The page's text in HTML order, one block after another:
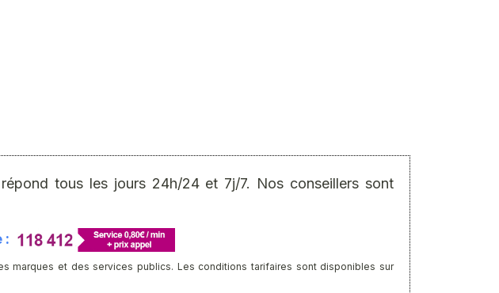
tous les jours 24h/24 et 7j/7. Nos conseillers sont
:
marques et des services publics. Les conditions tarifaires sont disponibles sur